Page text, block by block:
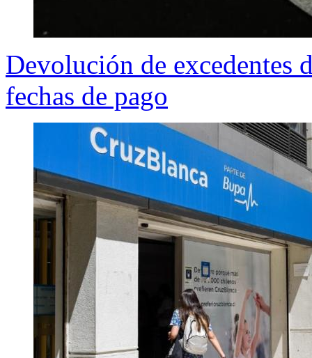
Devolución de excedentes
fechas de pago